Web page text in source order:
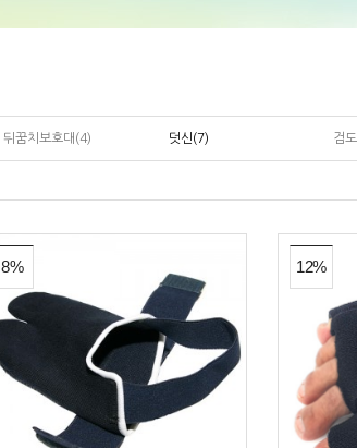
뒤꿈치보호대(4) 덧신(7) 검
8% 12%